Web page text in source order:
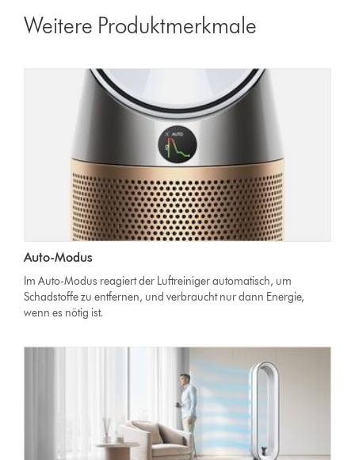
Weitere Produktmerkmale
Auto-Modus
Im Auto-Modus reagiert der Luftreiniger automatisch, um
Schadstoffe zu entfernen, und verbraucht nur dann Energie,
wenn es nötig ist.